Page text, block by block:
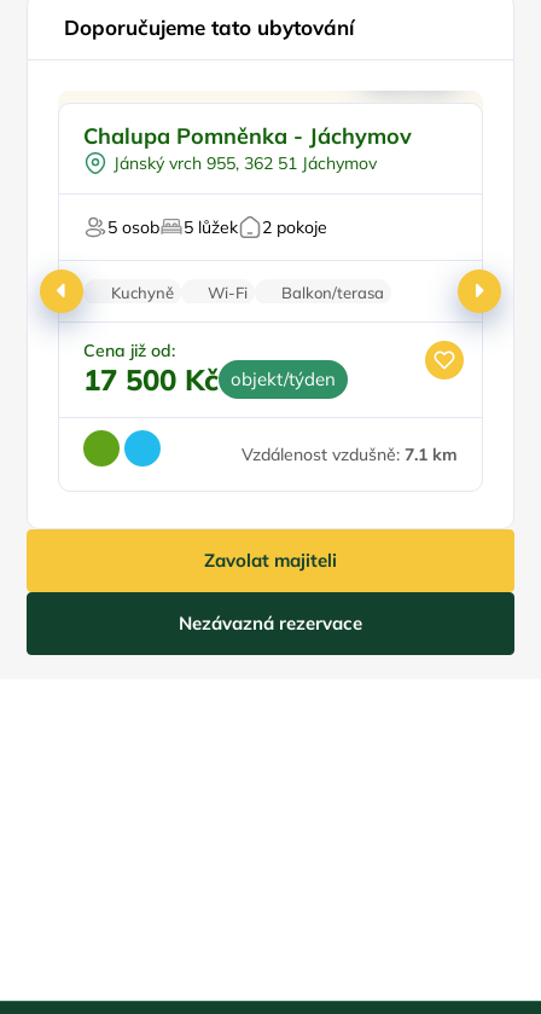
Doporučujeme tato ubytování
Pro skupiny
Venkovní gril
U sjezdovky
Pro majitele mazlíčků
Chalupa Pomněnka - Jáchymov
Jánský vrch 955, 362 51 Jáchymov
5 osob 5 lůžek 2 pokoje
Kuchyně Wi-Fi
Balkon/terasa
Na horách
Parkování zdarma
Cena již od:
17 500 Kč objekt/týden
Vzdálenost vzdušně: 7.1 km
Zavolat majiteli
Nezávazná rezervace